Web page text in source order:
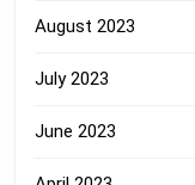
August 2023
July 2023
June 2023